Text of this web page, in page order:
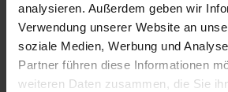
analysieren. Außerdem geben wir
Verwendung unserer Website an
soziale Medien, Werbung und
Partner führen diese Informationen
weiteren Daten zusammen, die Sie
Material
Velour
Universal
Nein